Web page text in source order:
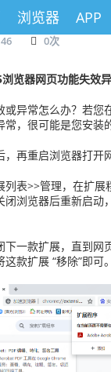
浏览器 APP
0次
览器网页功能失效
或异常怎么办？若您
，很可能是您安装
再重启浏览器打开
列表>>管理，在扩
闭浏览器后重新启动
下一款扩展，直到网
款扩展 “移除”即可。